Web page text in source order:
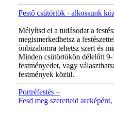
Festő csütörtök - alkossunk
Mélyítsd el a tudásodat a
megismerkedhetsz a
önbizalomra tehetsz szert és
Minden csütörtökön délelőtt
festményedet, vagy
festmények közül.
Portréfestés –
Fesd meg szeretteid